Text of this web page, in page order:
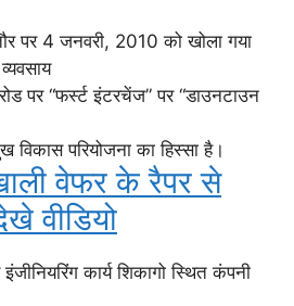
पर 4 जनवरी, 2010 को खोला गया
पर “फर्स्ट इंटरचेंज” पर “डाउनटाउन
परियोजना का हिस्सा है।
वेफर के रैपर से
वीडियो
कार्य शिकागो स्थित कंपनी